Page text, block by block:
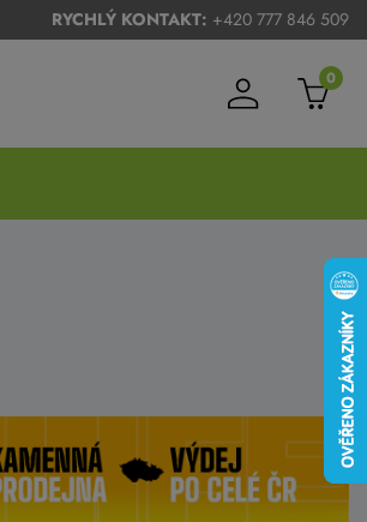
RYCHLÝ KONTAKT: +420 777 846 509
0